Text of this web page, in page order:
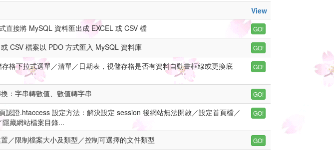
View
直接將 MySQL 資料匯出成 EXCEL 或 CSV 檔
CSV 檔案以 PDO 方式匯入 MySQL 資料庫
存格下拉式選單／清單／日期表，視儲存格是否有資料自動畫框線或更換底
：字串轉數值、數值轉字串
認證.htaccess 設定方法：解決設定 session 後網站無法開啟／設定首頁檔／
藏網站檔案目錄...
／限制檔案大小及類型／控制可選擇的文件類型